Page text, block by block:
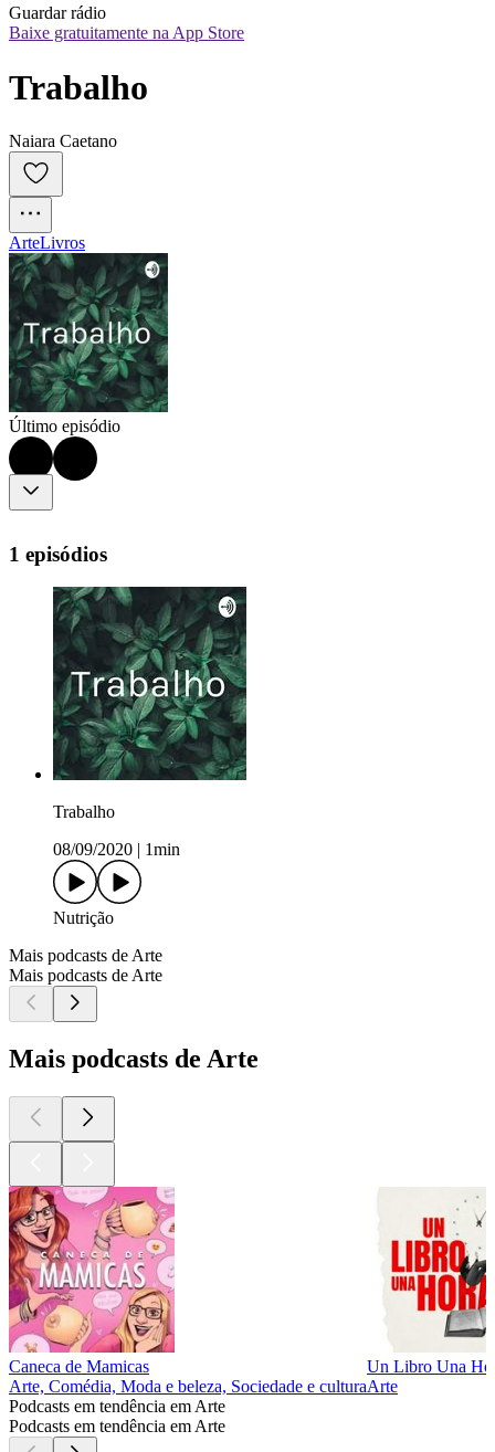
Guardar rádio
Baixe gratuitamente na App Store
Trabalho
Naiara Caetano
ArteLivros
Último episódio
1 episódios
Trabalho
08/09/2020
1min
Nutrição
Mais podcasts de Arte
Mais podcasts de Arte
Mais podcasts de Arte
Caneca de Mamicas
Arte, Comédia, Moda e beleza, Sociedade e cultura
Un Libro Una
Arte
Podcasts em tendência em Arte
Podcasts em tendência em Arte